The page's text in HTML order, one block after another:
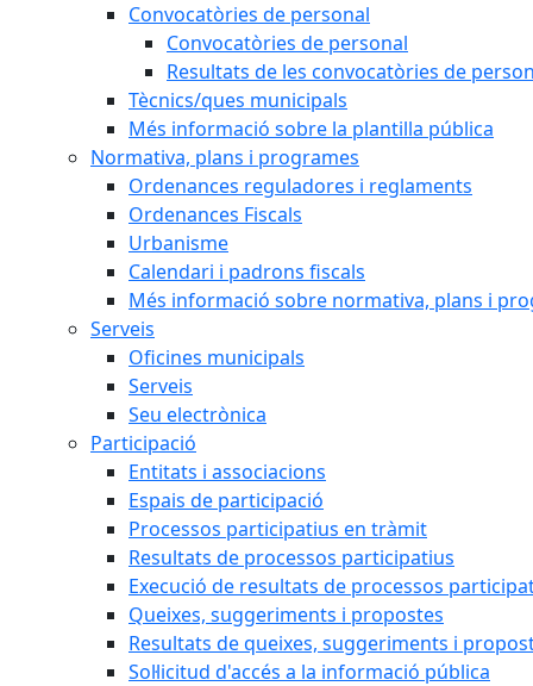
Convocatòries de personal
Convocatòries de personal
Resultats de les convocatòries de
Tècnics/ques municipals
Més informació sobre la plantilla pública
Normativa, plans i programes
Ordenances reguladores i reglaments
Ordenances Fiscals
Urbanisme
Calendari i padrons fiscals
Més informació sobre normativa, plans i
Serveis
Oficines municipals
Serveis
Seu electrònica
Participació
Entitats i associacions
Espais de participació
Processos participatius en tràmit
Resultats de processos participatius
Execució de resultats de processos
Queixes, suggeriments i propostes
Resultats de queixes, suggeriments i
Sol·licitud d'accés a la informació pública